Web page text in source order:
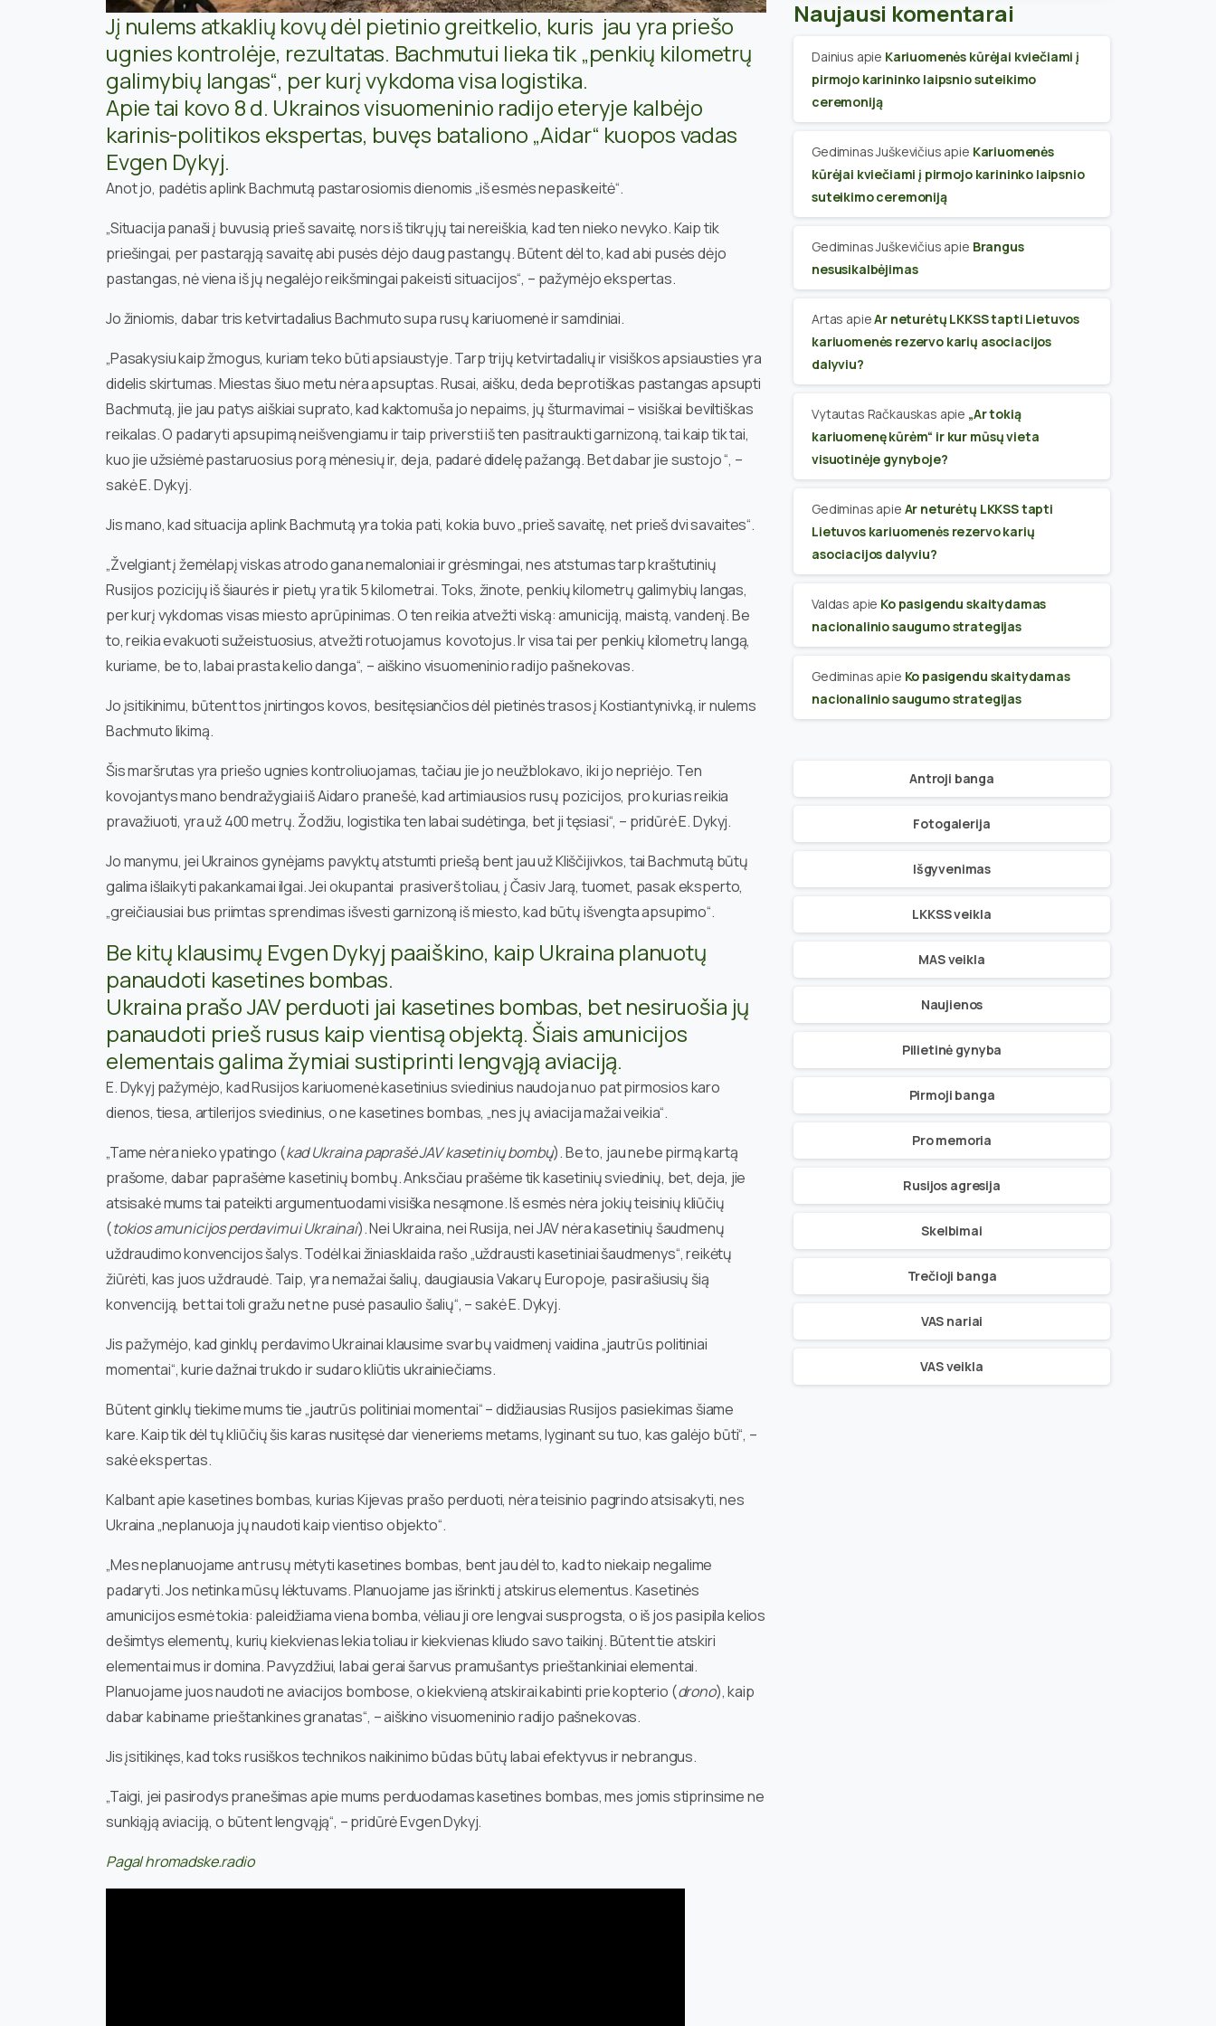
Jį nulems atkaklių kovų dėl pietinio greitkelio, kuris jau yra priešo
ugnies kontrolėje, rezultatas. Bachmutui lieka tik „penkių kilometrų
galimybių langas“, per kurį vykdoma visa logistika.
Apie tai kovo 8 d. Ukrainos visuomeninio radijo eteryje kalbėjo
karinis-politikos ekspertas, buvęs bataliono „Aidar“ kuopos vadas
Evgen Dykyj.
Anot jo, padėtis aplink Bachmutą pastarosiomis dienomis „iš esmės nepasikeitė“.
„Situacija panaši į buvusią prieš savaitę, nors iš tikrųjų tai nereiškia, kad ten nieko nevyko. Kaip tik
priešingai, per pastarąją savaitę abi pusės dėjo daug pastangų. Būtent dėl to, kad abi pusės dėjo
pastangas, nė viena iš jų negalėjo reikšmingai pakeisti situacijos“, – pažymėjo ekspertas.
Jo žiniomis, dabar tris ketvirtadalius Bachmuto supa rusų kariuomenė ir samdiniai.
„Pasakysiu kaip žmogus, kuriam teko būti apsiaustyje. Tarp trijų ketvirtadalių ir visiškos apsiausties yra
didelis skirtumas. Miestas šiuo metu nėra apsuptas. Rusai, aišku, deda beprotiškas pastangas apsupti
Bachmutą, jie jau patys aiškiai suprato, kad kaktomuša jo nepaims, jų šturmavimai – visiškai beviltiškas
reikalas. O padaryti apsupimą neišvengiamu ir taip priversti iš ten pasitraukti garnizoną, tai kaip tik tai,
kuo jie užsiėmė pastaruosius porą mėnesių ir, deja, padarė didelę pažangą. Bet dabar jie sustojo “, –
sakė E. Dykyj.
Jis mano, kad situacija aplink Bachmutą yra tokia pati, kokia buvo „prieš savaitę, net prieš dvi savaites“.
„Žvelgiant į žemėlapį viskas atrodo gana nemaloniai ir grėsmingai, nes atstumas tarp kraštutinių
Rusijos pozicijų iš šiaurės ir pietų yra tik 5 kilometrai. Toks, žinote, penkių kilometrų galimybių langas,
per kurį vykdomas visas miesto aprūpinimas. O ten reikia atvežti viską: amuniciją, maistą, vandenį. Be
to, reikia evakuoti sužeistuosius, atvežti rotuojamus kovotojus. Ir visa tai per penkių kilometrų langą,
kuriame, be to, labai prasta kelio danga“, – aiškino visuomeninio radijo pašnekovas.
Jo įsitikinimu, būtent tos įnirtingos kovos, besitęsiančios dėl pietinės trasos į Kostiantynivką, ir nulems
Bachmuto likimą.
Šis maršrutas yra priešo ugnies kontroliuojamas, tačiau jie jo neužblokavo, iki jo nepriėjo. Ten
kovojantys mano bendražygiai iš Aidaro pranešė, kad artimiausios rusų pozicijos, pro kurias reikia
pravažiuoti, yra už 400 metrų. Žodžiu, logistika ten labai sudėtinga, bet ji tęsiasi“, – pridūrė E. Dykyj.
Jo manymu, jei Ukrainos gynėjams pavyktų atstumti priešą bent jau už Kliščijivkos, tai Bachmutą būtų
galima išlaikyti pakankamai ilgai. Jei okupantai prasiverš toliau, į Časiv Jarą, tuomet, pasak eksperto,
„greičiausiai bus priimtas sprendimas išvesti garnizoną iš miesto, kad būtų išvengta apsupimo“.
Be kitų klausimų Evgen Dykyj paaiškino, kaip Ukraina planuotų
panaudoti kasetines bombas.
Ukraina prašo JAV perduoti jai kasetines bombas, bet nesiruošia jų
panaudoti prieš rusus kaip vientisą objektą. Šiais amunicijos
elementais galima žymiai sustiprinti lengvąją aviaciją.
E. Dykyj pažymėjo, kad Rusijos kariuomenė kasetinius sviedinius naudoja nuo pat pirmosios karo
dienos, tiesa, artilerijos sviedinius, o ne kasetines bombas, „nes jų aviacija mažai veikia“.
„Tame nėra nieko ypatingo (kad Ukraina paprašė JAV kasetinių bombų). Be to, jau nebe pirmą kartą
prašome, dabar paprašėme kasetinių bombų. Anksčiau prašėme tik kasetinių sviedinių, bet, deja, jie
atsisakė mums tai pateikti argumentuodami visiška nesąmone. Iš esmės nėra jokių teisinių kliūčių
(tokios amunicijos perdavimui Ukrainai). Nei Ukraina, nei Rusija, nei JAV nėra kasetinių šaudmenų
uždraudimo konvencijos šalys. Todėl kai žiniasklaida rašo „uždrausti kasetiniai šaudmenys“, reikėtų
žiūrėti, kas juos uždraudė. Taip, yra nemažai šalių, daugiausia Vakarų Europoje, pasirašiusių šią
konvenciją, bet tai toli gražu net ne pusė pasaulio šalių“, – sakė E. Dykyj.
Jis pažymėjo, kad ginklų perdavimo Ukrainai klausime svarbų vaidmenį vaidina „jautrūs politiniai
momentai“, kurie dažnai trukdo ir sudaro kliūtis ukrainiečiams.
Būtent ginklų tiekime mums tie „jautrūs politiniai momentai“ – didžiausias Rusijos pasiekimas šiame
kare. Kaip tik dėl tų kliūčių šis karas nusitęsė dar vieneriems metams, lyginant su tuo, kas galėjo būti“, –
sakė ekspertas.
Kalbant apie kasetines bombas, kurias Kijevas prašo perduoti, nėra teisinio pagrindo atsisakyti, nes
Ukraina „neplanuoja jų naudoti kaip vientiso objekto“.
„Mes neplanuojame ant rusų mėtyti kasetines bombas, bent jau dėl to, kad to niekaip negalime
padaryti. Jos netinka mūsų lėktuvams. Planuojame jas išrinkti į atskirus elementus. Kasetinės
amunicijos esmė tokia: paleidžiama viena bomba, vėliau ji ore lengvai susprogsta, o iš jos pasipila kelios
dešimtys elementų, kurių kiekvienas lekia toliau ir kiekvienas kliudo savo taikinį. Būtent tie atskiri
elementai mus ir domina. Pavyzdžiui, labai gerai šarvus pramušantys prieštankiniai elementai.
Planuojame juos naudoti ne aviacijos bombose, o kiekvieną atskirai kabinti prie kopterio (drono), kaip
dabar kabiname prieštankines granatas“, – aiškino visuomeninio radijo pašnekovas.
Jis įsitikinęs, kad toks rusiškos technikos naikinimo būdas būtų labai efektyvus ir nebrangus.
„Taigi, jei pasirodys pranešimas apie mums perduodamas kasetines bombas, mes jomis stiprinsime ne
sunkiąją aviaciją, o būtent lengvąją“, – pridūrė Evgen Dykyj.
Pagal hromadske.radio
Naujausi komentarai
Dainius apie Kariuomenės kūrėjai kviečiami į
pirmojo karininko laipsnio suteikimo
ceremoniją
Gediminas Juškevičius apie Kariuomenės
kūrėjai kviečiami į pirmojo karininko laipsnio
suteikimo ceremoniją
Gediminas Juškevičius apie Brangus
nesusikalbėjimas
Artas apieAr neturėtų LKKSS tapti Lietuvos
kariuomenės rezervo karių asociacijos
dalyviu?
Vytautas Račkauskas apie „Ar tokią
kariuomenę kūrėm“ ir kur mūsų vieta
visuotinėje gynyboje?
Gediminas apie Ar neturėtų LKKSS tapti
Lietuvos kariuomenės rezervo karių
asociacijos dalyviu?
Valdas apie Ko pasigendu skaitydamas
nacionalinio saugumo strategijas
Gediminas apie Ko pasigendu skaitydamas
nacionalinio saugumo strategijas
Antroji banga
Fotogalerija
Išgyvenimas
LKKSS veikla
MAS veikla
Naujienos
Pilietinė gynyba
Pirmoji banga
Pro memoria
Rusijos agresija
Skelbimai
Trečioji banga
VAS nariai
VAS veikla